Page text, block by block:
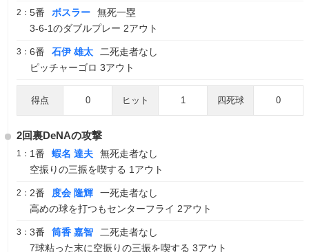
2： 5番 ボスラー
無死一塁
3-6-1のダブルプレー 2アウト
3： 6番 石伊 雄太
二死走者なし
ピッチャーゴロ 3アウト
得点 0 ヒット 1 四死球 0
2回裏DeNAの攻撃
1： 1番 蝦名 達夫
無死走者なし
空振りの三振を喫する 1アウト
2： 2番 度会 隆輝
一死走者なし
高めの球を打つもセンターフライ 2アウト
3： 3番 筒香 嘉智
二死走者なし
7球粘った末に空振りの三振を喫する 3アウト